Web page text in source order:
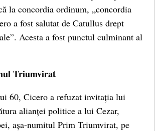
la concordia ordinum, „concordia
a fost salutat de Catullus drept
Acesta a fost punctul culminant al
Triumvirat
60, Cicero a refuzat invitația lui
alianței politice a lui Cezar,
așa-numitul Prim Triumvirat, pe